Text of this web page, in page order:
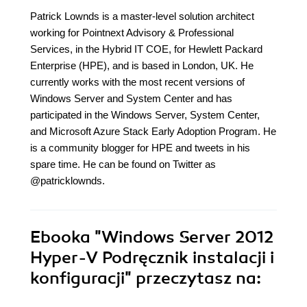
Patrick Lownds is a master-level solution architect
working for Pointnext Advisory & Professional
Services, in the Hybrid IT COE, for Hewlett Packard
Enterprise (HPE), and is based in London, UK. He
currently works with the most recent versions of
Windows Server and System Center and has
participated in the Windows Server, System Center,
and Microsoft Azure Stack Early Adoption Program. He
is a community blogger for HPE and tweets in his
spare time. He can be found on Twitter as
@patricklownds.
Ebooka "Windows Server 2012
Hyper-V Podręcznik instalacji i
konfiguracji" przeczytasz na: